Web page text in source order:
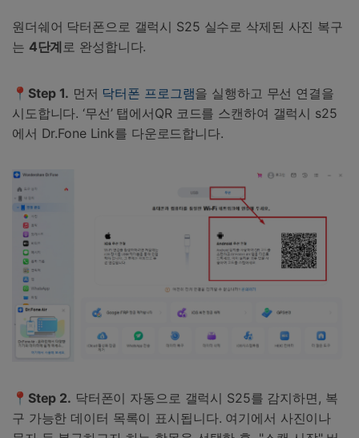
원더쉐어 닥터폰으로 갤럭시 S25 실수로 삭제된 사진 복구
는 4단계 로 완성합니다.
📍Step 1. 먼저 닥터폰 프로그램을 실행하고 무선 연결을
시도합니다. ‘무선’ 탭에서QR 코드를 스캔하여 갤럭시 s25
에서 Dr.Fone Link를 다운로드합니다.
📍Step 2. 닥터폰이 자동으로 갤럭시 S25를 감지하면, 복
구 가능한 데이터 목록이 표시됩니다. 여기에서 사진이나